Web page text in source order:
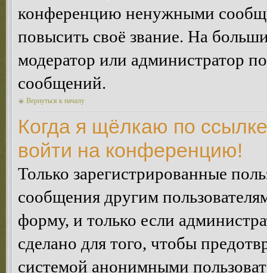
конференцию ненужными
повысить своё звание. На
модератор или администратор
сообщений.
Вернуться к началу
Когда я щёлкаю по
войти на конференцию!
Только зарегистрированные
сообщения другим
форму, и только если
сделано для того, чтобы
системой анонимными